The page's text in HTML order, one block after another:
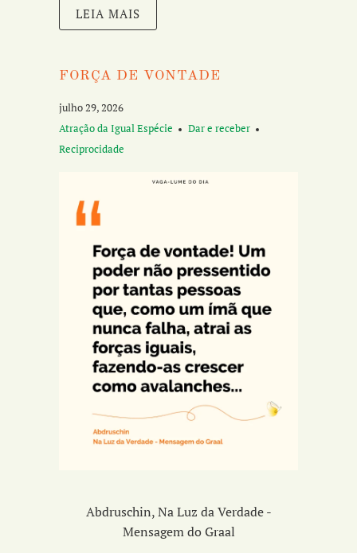
LEIA MAIS
FORÇA DE VONTADE
julho 29, 2026
Atração da Igual Espécie
Dar e receber
Reciprocidade
Abdruschin, Na Luz da Verdade -
Mensagem do Graal